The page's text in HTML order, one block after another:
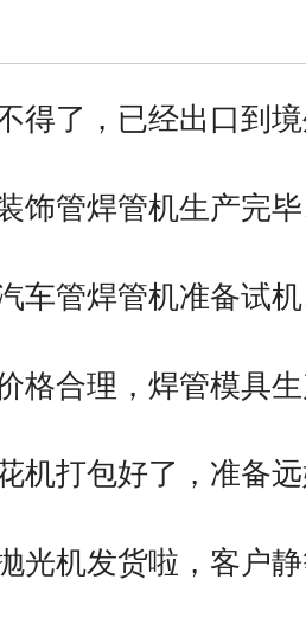
得了，已经出口到
饰管焊管机生产完
车管焊管机准备试
格合理，焊管模具
机打包好了，准备
光机发货啦，客户